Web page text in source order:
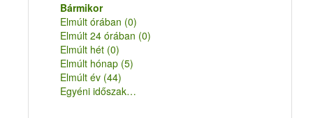
Bármikor
Elmúlt órában (0)
Elmúlt 24 órában (0)
Elmúlt hét (0)
Elmúlt hónap (5)
Elmúlt év (44)
Egyéni időszak…